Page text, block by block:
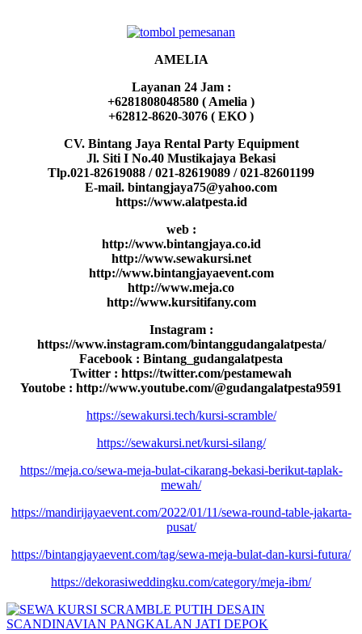
AMELIA
Layanan 24 Jam :
+6281808048580 ( Amelia )
+62812-8620-3076 ( EKO )
CV. Bintang Jaya Rental Party Equipment
Jl. Siti I No.40 Mustikajaya Bekasi
Tlp.021-82619088 / 021-82619089 / 021-82601199
E-mail. bintangjaya75@yahoo.com
https://www.alatpesta.id
web :
http://www.bintangjaya.co.id
http://www.sewakursi.net
http://www.bintangjayaevent.com
http://www.meja.co
http://www.kursitifany.com
Instagram :
https://www.instagram.com/bintanggudangalatpesta/
Facebook : Bintang_gudangalatpesta
Twitter : https://twitter.com/pestamewah
Youtobe : http://www.youtube.com/@gudangalatpesta9591
https://sewakursi.tech/kursi-scramble/
https://sewakursi.net/kursi-silang/
https://meja.co/sewa-meja-bulat-cikarang-bekasi-berikut-taplak-
mewah/
https://mandirijayaevent.com/2022/01/11/sewa-round-table-jakarta-
pusat/
https://bintangjayaevent.com/tag/sewa-meja-bulat-dan-kursi-futura/
https://dekorasiweddingku.com/category/meja-ibm/